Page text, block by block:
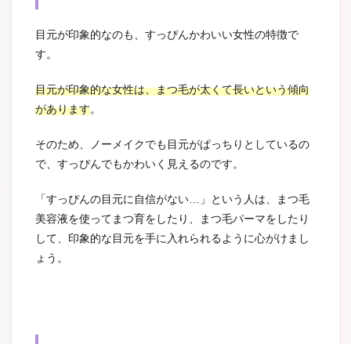
目元が印象的なのも、すっぴんかわいい女性の特徴で
す。
目元が印象的な女性は、まつ毛が太くて長いという傾向
があります。
そのため、ノーメイクでも目元がぱっちりとしているの
で、すっぴんでもかわいく見えるのです。
「すっぴんの目元に自信がない…」という人は、まつ毛
美容液を使ってまつ育をしたり、まつ毛パーマをしたり
して、印象的な目元を手に入れられるように心がけまし
ょう。